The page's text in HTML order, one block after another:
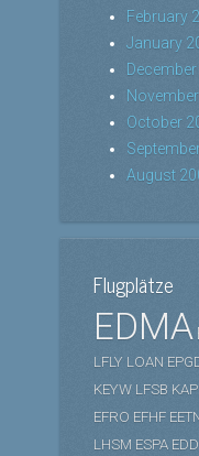
February
January
October
August
Flugplätze
EDMA
LFLY LOAN
KEYW LFSB
EFRO EFHF
LHSM ESPA